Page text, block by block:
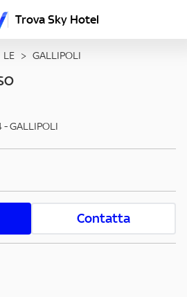
Trova Sky Hotel
LE > GALLIPOLI
-GALLIPOLI
Contatta